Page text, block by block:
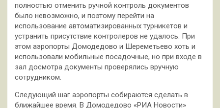
полностью отменить ручной контроль документов
было невозможно, и поэтому перейти на
использование автоматизированных турникетов и
устранить присутствие контролеров не удалось. При
этом аэропорты Домодедово и Шереметьево хоть и
использовали мобильные посадочные, но при входе в
зал досмотра документы проверялись вручную
сотрудником.
Следующий шаг аэропорты собираются сделать в
ближайшее время. В Домодедово «РИА Новости»